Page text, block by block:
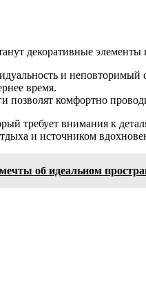
декоративные элементы
и неповторимый
время.
позволят комфортно
требует внимания к
и источником
об идеальном